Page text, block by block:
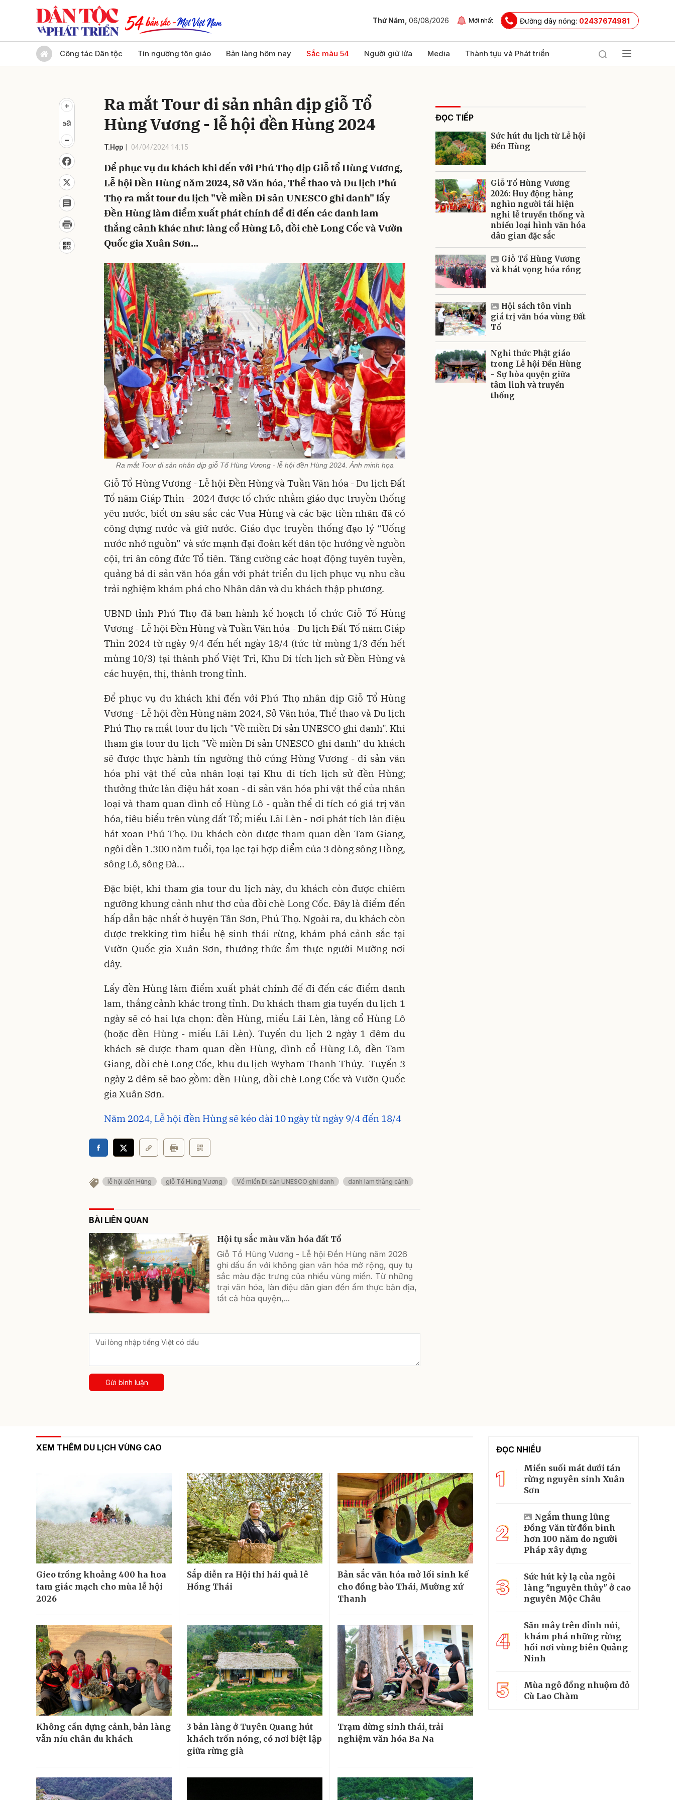
Thứ Năm, 06/08/2026 Mới nhất Đường dây nóng: 02437674981
Công tác Dân tộc Tín ngưỡng tôn giáo Bản làng hôm nay Sắc màu 54 Người giữ lửa Media Thành tựu và Phát triển
Ra mắt Tour di sản nhân dịp giỗ Tổ
Hùng Vương - lễ hội đền Hùng 2024
T.Hợp 04/04/2024 14:15
Để phục vụ du khách khi đến với Phú Thọ dịp Giỗ tổ Hùng Vương,
Lễ hội Đền Hùng năm 2024, Sở Văn hóa, Thể thao và Du lịch Phú
Thọ ra mắt tour du lịch "Về miền Di sản UNESCO ghi danh" lấy
Đền Hùng làm điểm xuất phát chính để đi đến các danh lam
thắng cảnh khác như: làng cổ Hùng Lô, đồi chè Long Cốc và Vườn
Quốc gia Xuân Sơn...
Ra mắt Tour di sản nhân dịp giỗ Tổ Hùng Vương - lễ hội đền Hùng 2024. Ảnh minh họa
Giỗ Tổ Hùng Vương - Lễ hội Đền Hùng và Tuần Văn hóa - Du lịch Đất
Tổ năm Giáp Thìn - 2024 được tổ chức nhằm giáo dục truyền thống
yêu nước, biết ơn sâu sắc các Vua Hùng và các bậc tiền nhân đã có
công dựng nước và giữ nước. Giáo dục truyền thống đạo lý “Uống
nước nhớ nguồn” và sức mạnh đại đoàn kết dân tộc hướng về nguồn
cội, tri ân công đức Tổ tiên. Tăng cường các hoạt động tuyên tuyền,
quảng bá di sản văn hóa gắn với phát triển du lịch phục vụ nhu cầu
trải nghiệm khám phá cho Nhân dân và du khách thập phương.
UBND tỉnh Phú Thọ đã ban hành kế hoạch tổ chức Giỗ Tổ Hùng
Vương - Lễ hội Đền Hùng và Tuần Văn hóa - Du lịch Đất Tổ năm Giáp
Thìn 2024 từ ngày 9/4 đến hết ngày 18/4 (tức từ mùng 1/3 đến hết
mùng 10/3) tại thành phố Việt Trì, Khu Di tích lịch sử Đền Hùng và
các huyện, thị, thành trong tỉnh.
Để phục vụ du khách khi đến với Phú Thọ nhân dịp Giỗ Tổ Hùng
Vương - Lễ hội đền Hùng năm 2024, Sở Văn hóa, Thể thao và Du lịch
Phú Thọ ra mắt tour du lịch "Về miền Di sản UNESCO ghi danh". Khi
tham gia tour du lịch "Về miền Di sản UNESCO ghi danh" du khách
sẽ được thực hành tín ngường thờ cúng Hùng Vương - di sản văn
hóa phi vật thể của nhân loại tại Khu di tích lịch sử đền Hùng;
thưởng thức làn điệu hát xoan - di sản văn hóa phi vật thể của nhân
loại và tham quan đình cổ Hùng Lô - quần thể di tích có giá trị văn
hóa, tiêu biểu trên vùng đất Tổ; miếu Lãi Lèn - nơi phát tích làn điệu
hát xoan Phú Thọ. Du khách còn được tham quan đền Tam Giang,
ngôi đền 1.300 năm tuổi, tọa lạc tại hợp điểm của 3 dòng sông Hồng,
sông Lô, sông Đà…
Đặc biệt, khi tham gia tour du lịch này, du khách còn được chiêm
ngưỡng khung cảnh như thơ của đồi chè Long Cốc. Đây là điểm đến
hấp dẫn bậc nhất ở huyện Tân Sơn, Phú Thọ. Ngoài ra, du khách còn
được trekking tìm hiểu hệ sinh thái rừng, khám phá cảnh sắc tại
Vườn Quốc gia Xuân Sơn, thưởng thức ẩm thực người Mường nơi
đây.
Lấy đền Hùng làm điểm xuất phát chính để đi đến các điểm danh
lam, thắng cảnh khác trong tỉnh. Du khách tham gia tuyến du lịch 1
ngày sẽ có hai lựa chọn: đền Hùng, miếu Lãi Lèn, làng cổ Hùng Lô
(hoặc đền Hùng - miếu Lãi Lèn). Tuyến du lịch 2 ngày 1 đêm du
khách sẽ được tham quan đền Hùng, đình cổ Hùng Lô, đền Tam
Giang, đồi chè Long Cốc, khu du lịch Wyham Thanh Thủy. Tuyến 3
ngày 2 đêm sẽ bao gồm: đền Hùng, đồi chè Long Cốc và Vườn Quốc
gia Xuân Sơn.
Năm 2024, Lễ hội đền Hùng sẽ kéo dài 10 ngày từ ngày 9/4 đến 18/4
lễ hội đền Hùng giỗ Tổ Hùng Vương Về miền Di sản UNESCO ghi danh danh lam thắng cảnh
BÀI LIÊN QUAN
Hội tụ sắc màu văn hóa đất Tổ
Giỗ Tổ Hùng Vương - Lễ hội Đền Hùng năm 2026
ghi dấu ấn với không gian văn hóa mở rộng, quy tụ
sắc màu đặc trưng của nhiều vùng miền. Từ những
trại văn hóa, làn điệu dân gian đến ẩm thực bản địa,
tất cả hòa quyện,...
Gửi bình luận
ĐỌC TIẾP
Sức hút du lịch từ Lễ hội
Đền Hùng
Giỗ Tổ Hùng Vương
2026: Huy động hàng
nghìn người tái hiện
nghi lễ truyền thống và
nhiều loại hình văn hóa
dân gian đặc sắc
Giỗ Tổ Hùng Vương
và khát vọng hóa rồng
Hội sách tôn vinh
giá trị văn hóa vùng Đất
Tổ
Nghi thức Phật giáo
trong Lễ hội Đền Hùng
- Sự hòa quyện giữa
tâm linh và truyền
thống
XEM THÊM DU LỊCH VÙNG CAO
Gieo trồng khoảng 400 ha hoa
tam giác mạch cho mùa lễ hội
2026
Sắp diễn ra Hội thi hái quả lê
Hồng Thái
Bản sắc văn hóa mở lối sinh kế
cho đồng bào Thái, Mường xứ
Thanh
Không cần dựng cảnh, bản làng
vẫn níu chân du khách
3 bản làng ở Tuyên Quang hút
khách trốn nóng, có nơi biệt lập
giữa rừng già
Trạm dừng sinh thái, trải
nghiệm văn hóa Ba Na
ĐỌC NHIỀU
1
Miền suối mát dưới tán
rừng nguyên sinh Xuân
Sơn
2
Ngắm thung lũng
Đồng Văn từ đồn binh
hơn 100 năm do người
Pháp xây dựng
3
Sức hút kỳ lạ của ngôi
làng "nguyên thủy" ở cao
nguyên Mộc Châu
4
Săn mây trên đỉnh núi,
khám phá những rừng
hồi nơi vùng biên Quảng
Ninh
5
Mùa ngô đồng nhuộm đỏ
Cù Lao Chàm
Gửi bình luận
Hủy Gửi